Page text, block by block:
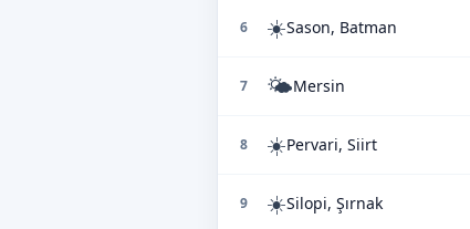
6 ☀️Sason, Batman
7 🌤️Mersin
8 ☀️Pervari, Siirt
9 ☀️Silopi, Şırnak